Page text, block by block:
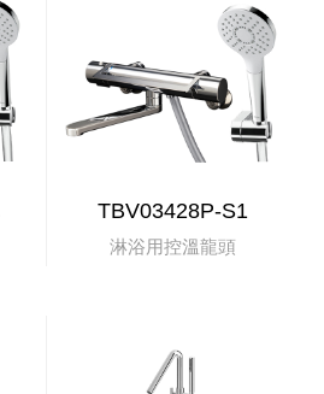
TBV03428P-S1
淋浴用控溫龍頭